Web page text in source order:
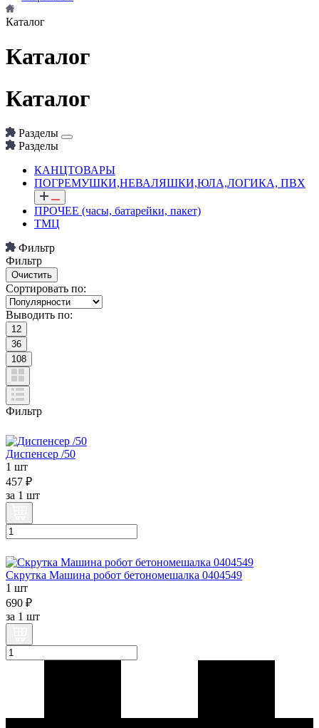
Каталог
Каталог
Каталог
Разделы
Разделы
КАНЦТОВАРЫ
ПОГРЕМУШКИ,НЕВАЛЯШКИ,ЮЛА,ЛОГИКА, ПВХ
ПРОЧЕЕ (часы, батарейки, пакет)
ТМЦ
Фильтр
Фильтр
Сортировать по:
Выводить по:
12
36
108
Фильтр
Диспенсер /50
1 шт
457 ₽
за 1 шт
Скрутка Машина робот бетономешалка 0404549
1 шт
690 ₽
за 1 шт